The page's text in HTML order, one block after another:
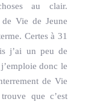
au clair.
Vie de Jeune
Certes à 31
j’ai un peu de
donc le
de Vie
que c’est